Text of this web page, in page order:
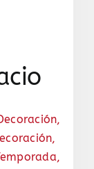
,
,
,